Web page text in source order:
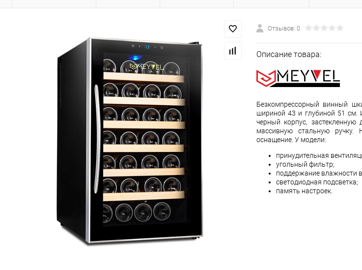
Отзывов: 0
Описание товара:
Безкомпрессорный винный
шириной 43 и глубиной 51 см.
черный корпус,
массивную стальную ручку.
оснащение. У модели:
принудительная
угольный фильтр;
поддержание влажности
светодиодная подсветка;
память настроек.